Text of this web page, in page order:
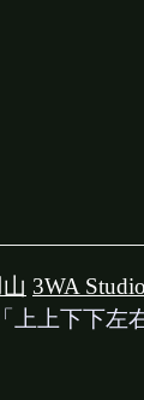
3WA Studio
上下下左右